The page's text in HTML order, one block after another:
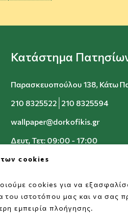
Κατάστημα
Παρασκευοπούλου 138, Κάτω
210 8325522 210 8325594
wallpaper@dorkofikis.gr
Δευτ, Τετ: 09:00 - 17:00
Τρ, Πεμ, Παρ: 09:00 - 20:00
των cookies
cookies για να
του ιστοτόπου μας και να σας
εμπειρία πλοήγησης.